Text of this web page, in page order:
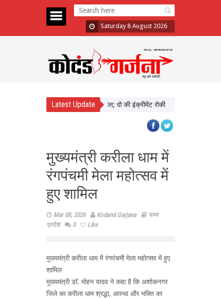
Saturday 8 August 2026
Latest Update
में दिखाई सख्ती, 3 अधिकारी निलंबित; दो की इंक्रीमेंट रोकी पंजाब चुनाव से पहले
मुख्यमंत्री करीला धाम में
रंगपंचमी मेला महोत्सव में
हुए शामिल
Mar 08, 2026 Kodand Garjana
मध्य
प्रदेश
0 Like
मुख्यमंत्री करीला धाम में रंगपंचमी मेला महोत्सव में हुए
शामिल
मुख्यमंत्री डॉ. मोहन यादव ने कहा है कि अशोकनगर
जिले का करीला धाम श्रद्धा, आस्था और भक्ति का